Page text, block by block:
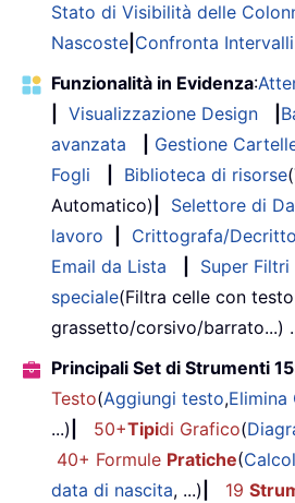
Stato di Visibilità delle
Nascoste Confronta
Funzionalità in Evidenza:
Visualizzazione Design
avanzata
Gestione
Fogli
Biblioteca di risorse
Automatico)
Selettore di
lavoro
Crittografa/
Email da Lista
Super Filtri
speciale(Filtra celle con
grassetto/corsivo/barrato...)
Principali Set di Strumenti 15
Testo(Aggiungi testo,
...)
50+Tipidi Grafico(
40+ Formule Pratiche(
data di nascita, ...) 19